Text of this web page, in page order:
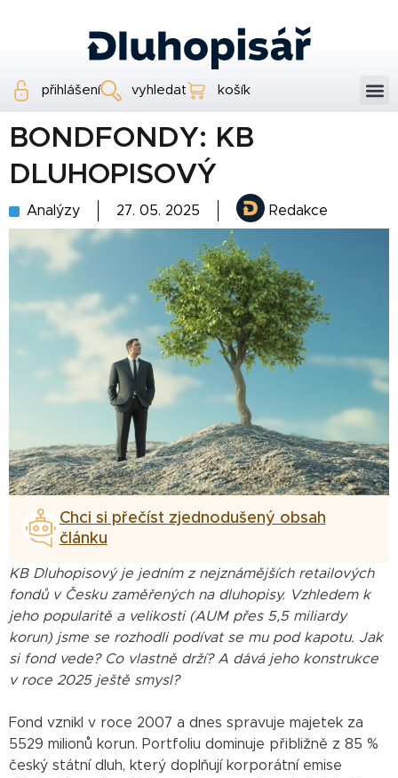
přihlášení vyhledat košík
BONDFONDY: KB
DLUHOPISOVÝ
Analýzy 27. 05. 2025 Redakce
Chci si přečíst zjednodušený obsah
článku
KB Dluhopisový je jedním z nejznámějších retailových
fondů v Česku zaměřených na dluhopisy. Vzhledem k
jeho popularitě a velikosti (AUM přes 5,5 miliardy
korun) jsme se rozhodli podívat se mu pod kapotu. Jak
si fond vede? Co vlastně drží? A dává jeho konstrukce
v roce 2025 ještě smysl?
Fond vznikl v roce 2007 a dnes spravuje majetek za
5529 milionů korun. Portfoliu dominuje přibližně z 85 %
český státní dluh, který doplňují korporátní emise